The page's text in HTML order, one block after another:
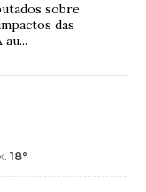
sobre
das
18°